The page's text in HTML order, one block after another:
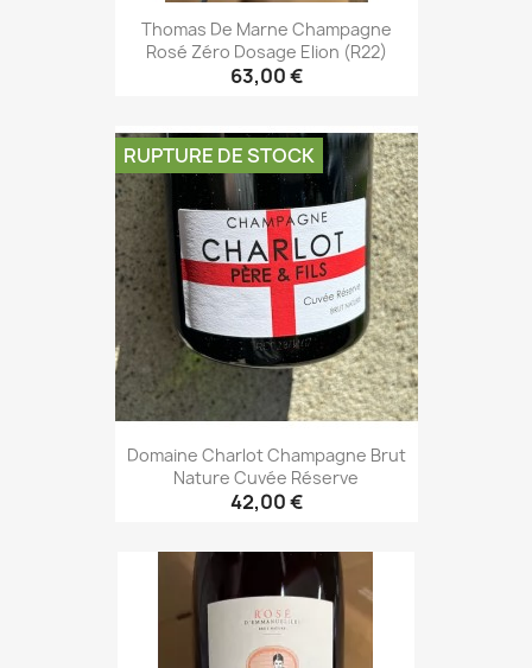
Thomas De Marne Champagne
Rosé Zéro Dosage Elion (R22)
63,00 €
Domaine Charlot Champagne Brut
Nature Cuvée Réserve
42,00 €
RUPTURE DE STOCK